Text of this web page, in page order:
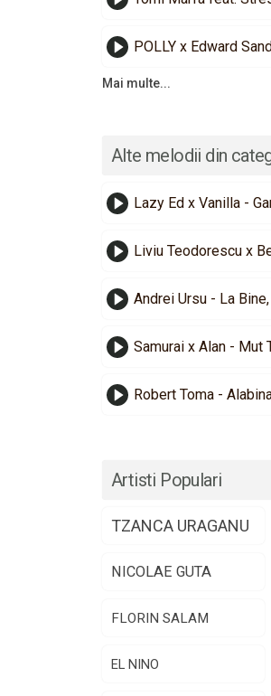
​POLLY x Edward
Mai multe...
Alte melodii din
Lazy Ed x Vanilla -
Liviu Teodorescu x
Andrei Ursu - La
Samurai x Alan - Mut
Robert Toma -
Artisti Populari
TZANCA URAGANU
NICOLAE GUTA
FLORIN SALAM
EL NINO